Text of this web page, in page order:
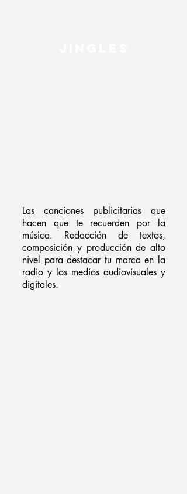
Las canciones publicitarias que
hacen que te recuerden por la
música. Redacción de textos,
composición y producción de alto
nivel para destacar tu marca en la
radio y los medios audiovisuales y
digitales.